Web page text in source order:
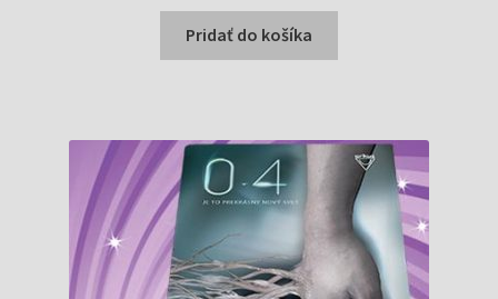
bola:
99,50 €.
je:
50,00 €.
Pridať do košíka